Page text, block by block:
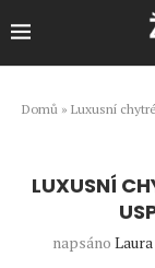
Domů » Luxusní
LUXUSNÍ
napsáno